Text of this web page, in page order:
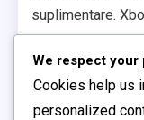
suplimentare.
utilizatorii ar
care ar putea fi
Utilizatorii PC ar
We respect your
Cookies help us
personalized